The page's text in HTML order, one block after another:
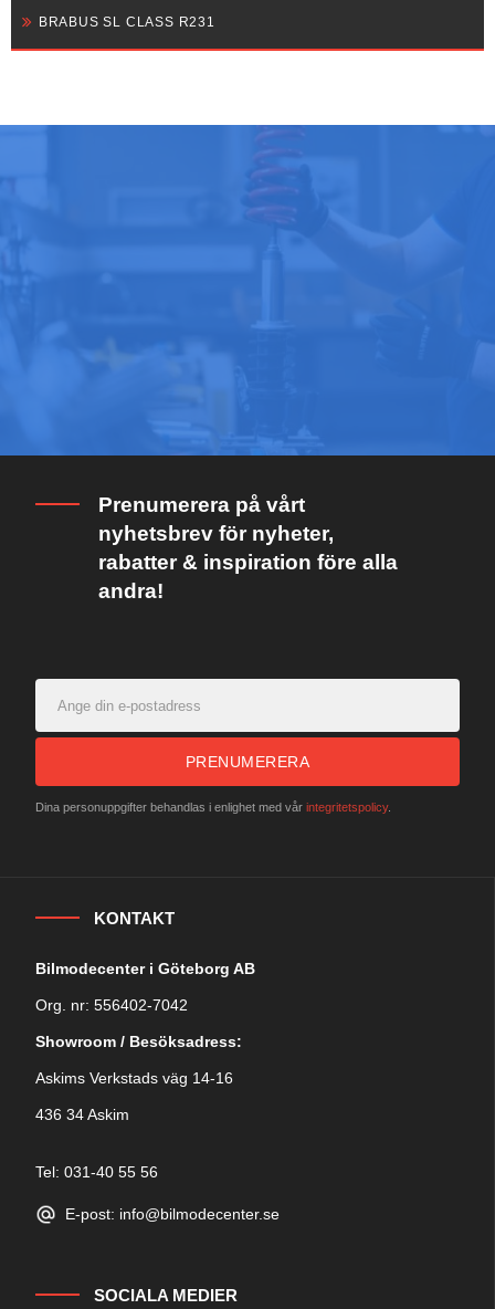
BRABUS SL CLASS R231
Prenumerera på vårt
nyhetsbrev för nyheter,
rabatter & inspiration före alla
andra!
PRENUMERERA
Dina personuppgifter behandlas i enlighet med vår integritetspolicy.
KONTAKT
Bilmodecenter i Göteborg AB
Org. nr: 556402-7042
Showroom / Besöksadress:
Askims Verkstads väg 14-16
436 34 Askim
Tel: 031-40 55 56
E-post: info@bilmodecenter.se
SOCIALA MEDIER